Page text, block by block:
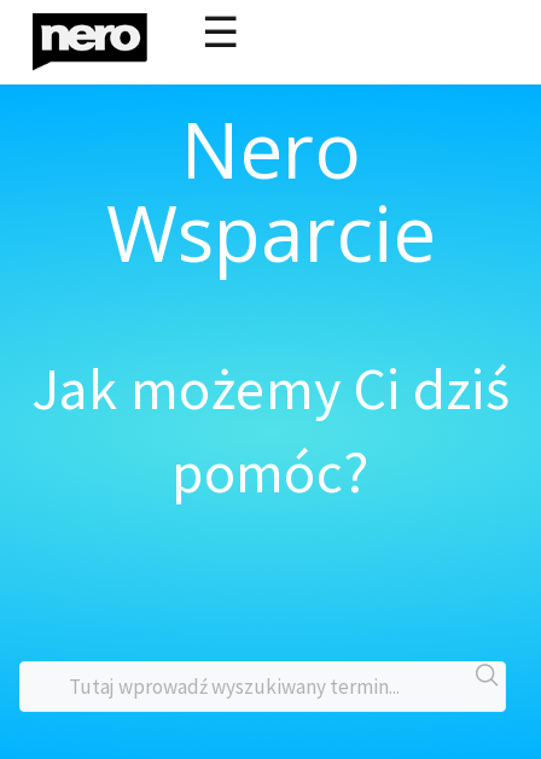
☰
Nero
Wsparcie
Jak możemy Ci dziś
pomóc?